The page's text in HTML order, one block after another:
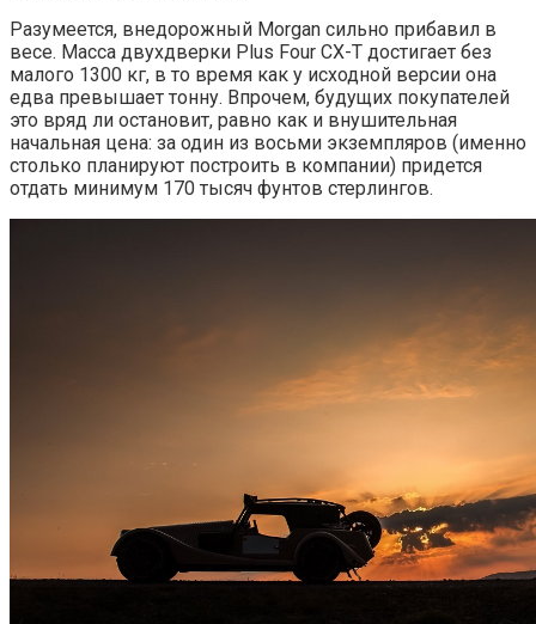
Разумеется, внедорожный Morgan сильно прибавил в
весе. Масса двухдверки Plus Four CX-T достигает без
малого 1300 кг, в то время как у исходной версии она
едва превышает тонну. Впрочем, будущих покупателей
это вряд ли остановит, равно как и внушительная
начальная цена: за один из восьми экземпляров (именно
столько планируют построить в компании) придется
отдать минимум 170 тысяч фунтов стерлингов.